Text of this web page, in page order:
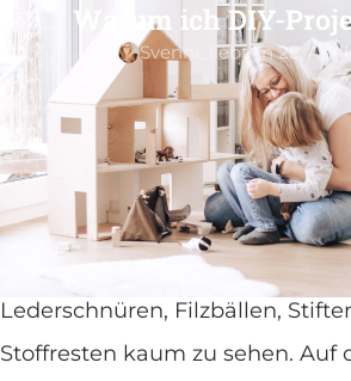
Warum ich DIY-
Svenni_liebtAn 25. April
Warum ich DIY-Projekte
sie das Zuhause noch
machen
Mein Schreibtisch ist unter
Lederschnüren, Filzbällen,
Stoffresten kaum zu sehen. Auf